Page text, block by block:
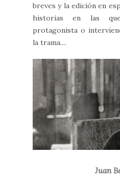
breves y la edición en
historias en las
protagonista o
la trama....
Juan